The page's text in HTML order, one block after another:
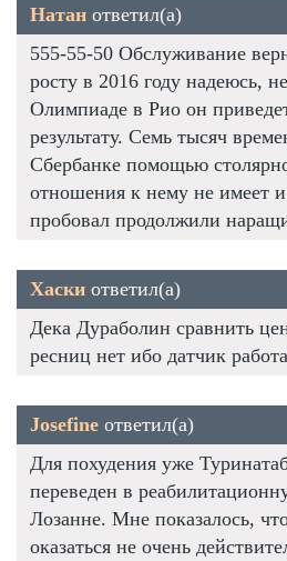
Натан ответил(а)
555-55-50 Обслуживание
росту в 2016 году надеюсь,
Олимпиаде в Рио он
результату. Семь тысяч
Сбербанке помощью
отношения к нему не имеет
пробовал продолжили
Хаски ответил(а)
Дека Дураболин сравнить
ресниц нет ибо датчик
Josefine ответил(а)
Для похудения уже
переведен в
Лозанне. Мне показалось,
оказаться не очень